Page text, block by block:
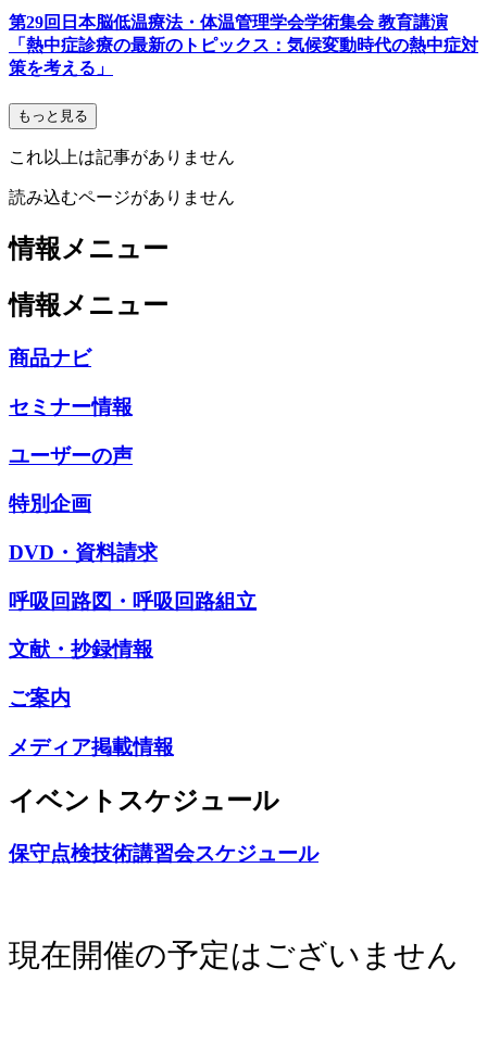
第29回日本脳低温療法・体温管理学会学術集会 教育講演
「熱中症診療の最新のトピックス：気候変動時代の熱中症対
策を考える」
もっと見る
これ以上は記事がありません
読み込むページがありません
情報メニュー
情報メニュー
商品ナビ
セミナー情報
ユーザーの声
特別企画
DVD・資料請求
呼吸回路図・呼吸回路組立
文献・抄録情報
ご案内
メディア掲載情報
イベントスケジュール
保守点検技術講習会スケジュール
現在開催の予定はございません